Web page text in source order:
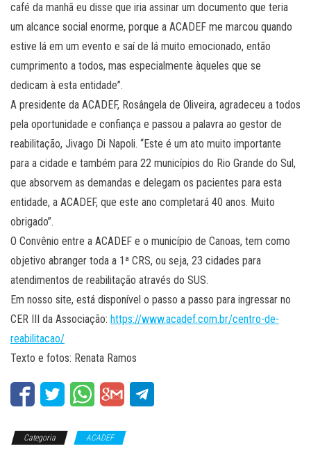
café da manhã eu disse que iria assinar um documento que teria
um alcance social enorme, porque a ACADEF me marcou quando
estive lá em um evento e saí de lá muito emocionado, então
cumprimento a todos, mas especialmente àqueles que se
dedicam à esta entidade”.
A presidente da ACADEF, Rosângela de Oliveira, agradeceu a todos
pela oportunidade e confiança e passou a palavra ao gestor de
reabilitação, Jivago Di Napoli. “Este é um ato muito importante
para a cidade e também para 22 municípios do Rio Grande do Sul,
que absorvem as demandas e delegam os pacientes para esta
entidade, a ACADEF, que este ano completará 40 anos. Muito
obrigado”.
O Convênio entre a ACADEF e o município de Canoas, tem como
objetivo abranger toda a 1ª CRS, ou seja, 23 cidades para
atendimentos de reabilitação através do SUS.
Em nosso site, está disponível o passo a passo para ingressar no
CER III da Associação: https://www.acadef.com.br/centro-de-
reabilitacao/
Texto e fotos: Renata Ramos
Categoria ACADEF